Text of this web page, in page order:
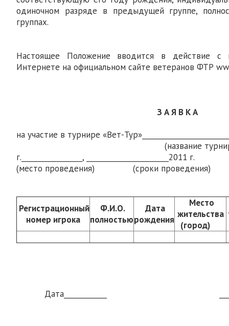
одиночном разряде в предыдущей группе,
группах.
Настоящее Положение вводится в действие с
Интернете на официальном сайте ветеранов ФТР
З А Я В К А
на участие в турнире «Вет-
(название
г._________________, _______________________2011 г.
(место проведения) (сроки проведения)
Регистрационный
номер игрока
Ф.И.О.
полностью
Дата
рождения
Место
жительства
(город)
Дата____________